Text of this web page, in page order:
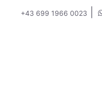
+43 699 1966 0023